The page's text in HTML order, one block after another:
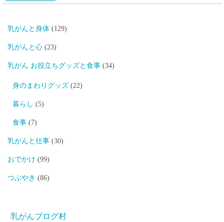
乳がんと身体 (129)
乳がんと心 (23)
乳がん お役立ちグッズと食事 (34)
身のまわりグッズ (22)
暮らし (5)
食事 (7)
乳がんと仕事 (30)
おでかけ (99)
つぶやき (86)
乳がんブログ村